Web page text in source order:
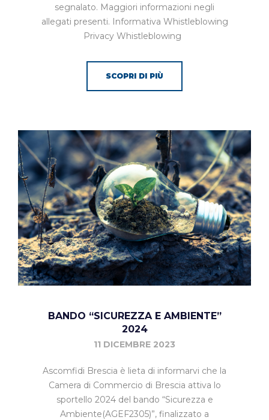
segnalato. Maggiori informazioni negli
allegati presenti. Informativa Whistleblowing
Privacy Whistleblowing
SCOPRI DI PIÙ
BANDO “SICUREZZA E AMBIENTE”
2024
11 DICEMBRE 2023
Ascomfidi Brescia è lieta di informarvi che la
Camera di Commercio di Brescia attiva lo
sportello 2024 del bando “Sicurezza e
Ambiente(AGEF2305)”, finalizzato a